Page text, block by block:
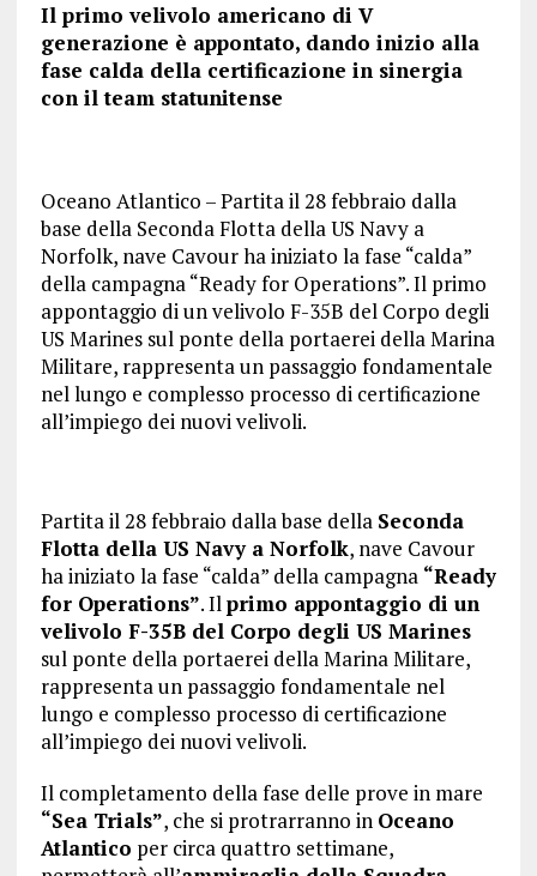
Il primo velivolo americano di V
generazione è appontato, dando inizio alla
fase calda della certificazione in sinergia
con il team statunitense
Oceano Atlantico – Partita il 28 febbraio dalla
base della Seconda Flotta della US Navy a
Norfolk, nave Cavour ha iniziato la fase “calda”
della campagna “Ready for Operations”. Il primo
appontaggio di un velivolo F-35B del Corpo degli
US Marines sul ponte della portaerei della Marina
Militare, rappresenta un passaggio fondamentale
nel lungo e complesso processo di certificazione
all’impiego dei nuovi velivoli.
Partita il 28 febbraio dalla base della Seconda
Flotta della US Navy a Norfolk, nave Cavour
ha iniziato la fase “calda” della campagna “Ready
for Operations”. Ilprimo appontaggio di un
velivolo F-35B del Corpo degli US Marines
sul ponte della portaerei della Marina Militare,
rappresenta un passaggio fondamentale nel
lungo e complesso processo di certificazione
all’impiego dei nuovi velivoli.
Il completamento della fase delle prove in mare
“Sea Trials”, che si protrarranno in Oceano
Atlantico per circa quattro settimane,